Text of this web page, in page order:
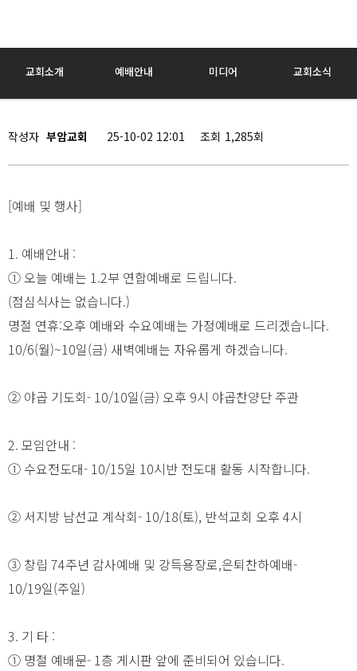
교회소개 예배안내 미디어 교회소식
작성자 부암교회 25-10-02 12:01 조회 1,285회
[예배 및 행사]
1. 예배안내 :
① 오늘 예배는 1.2부 연합예배로 드립니다.
(점심식사는 없습니다.)
명절 연휴:오후 예배와 수요예배는 가정예배로 드리겠습니다.
10/6(월)~10일(금) 새벽예배는 자유롭게 하겠습니다.
② 야곱 기도회- 10/10일(금) 오후 9시 야곱찬양단 주관
2. 모임안내 :
① 수요전도대- 10/15일 10시반 전도대 활동 시작합니다.
② 서지방 남선교 계삭회- 10/18(토), 반석교회 오후 4시
③ 창립 74주년 감사예배 및 강득용장로,은퇴찬하예배-
10/19일(주일)
3. 기 타 :
① 명절 예배문- 1층 게시판 앞에 준비되어 있습니다.